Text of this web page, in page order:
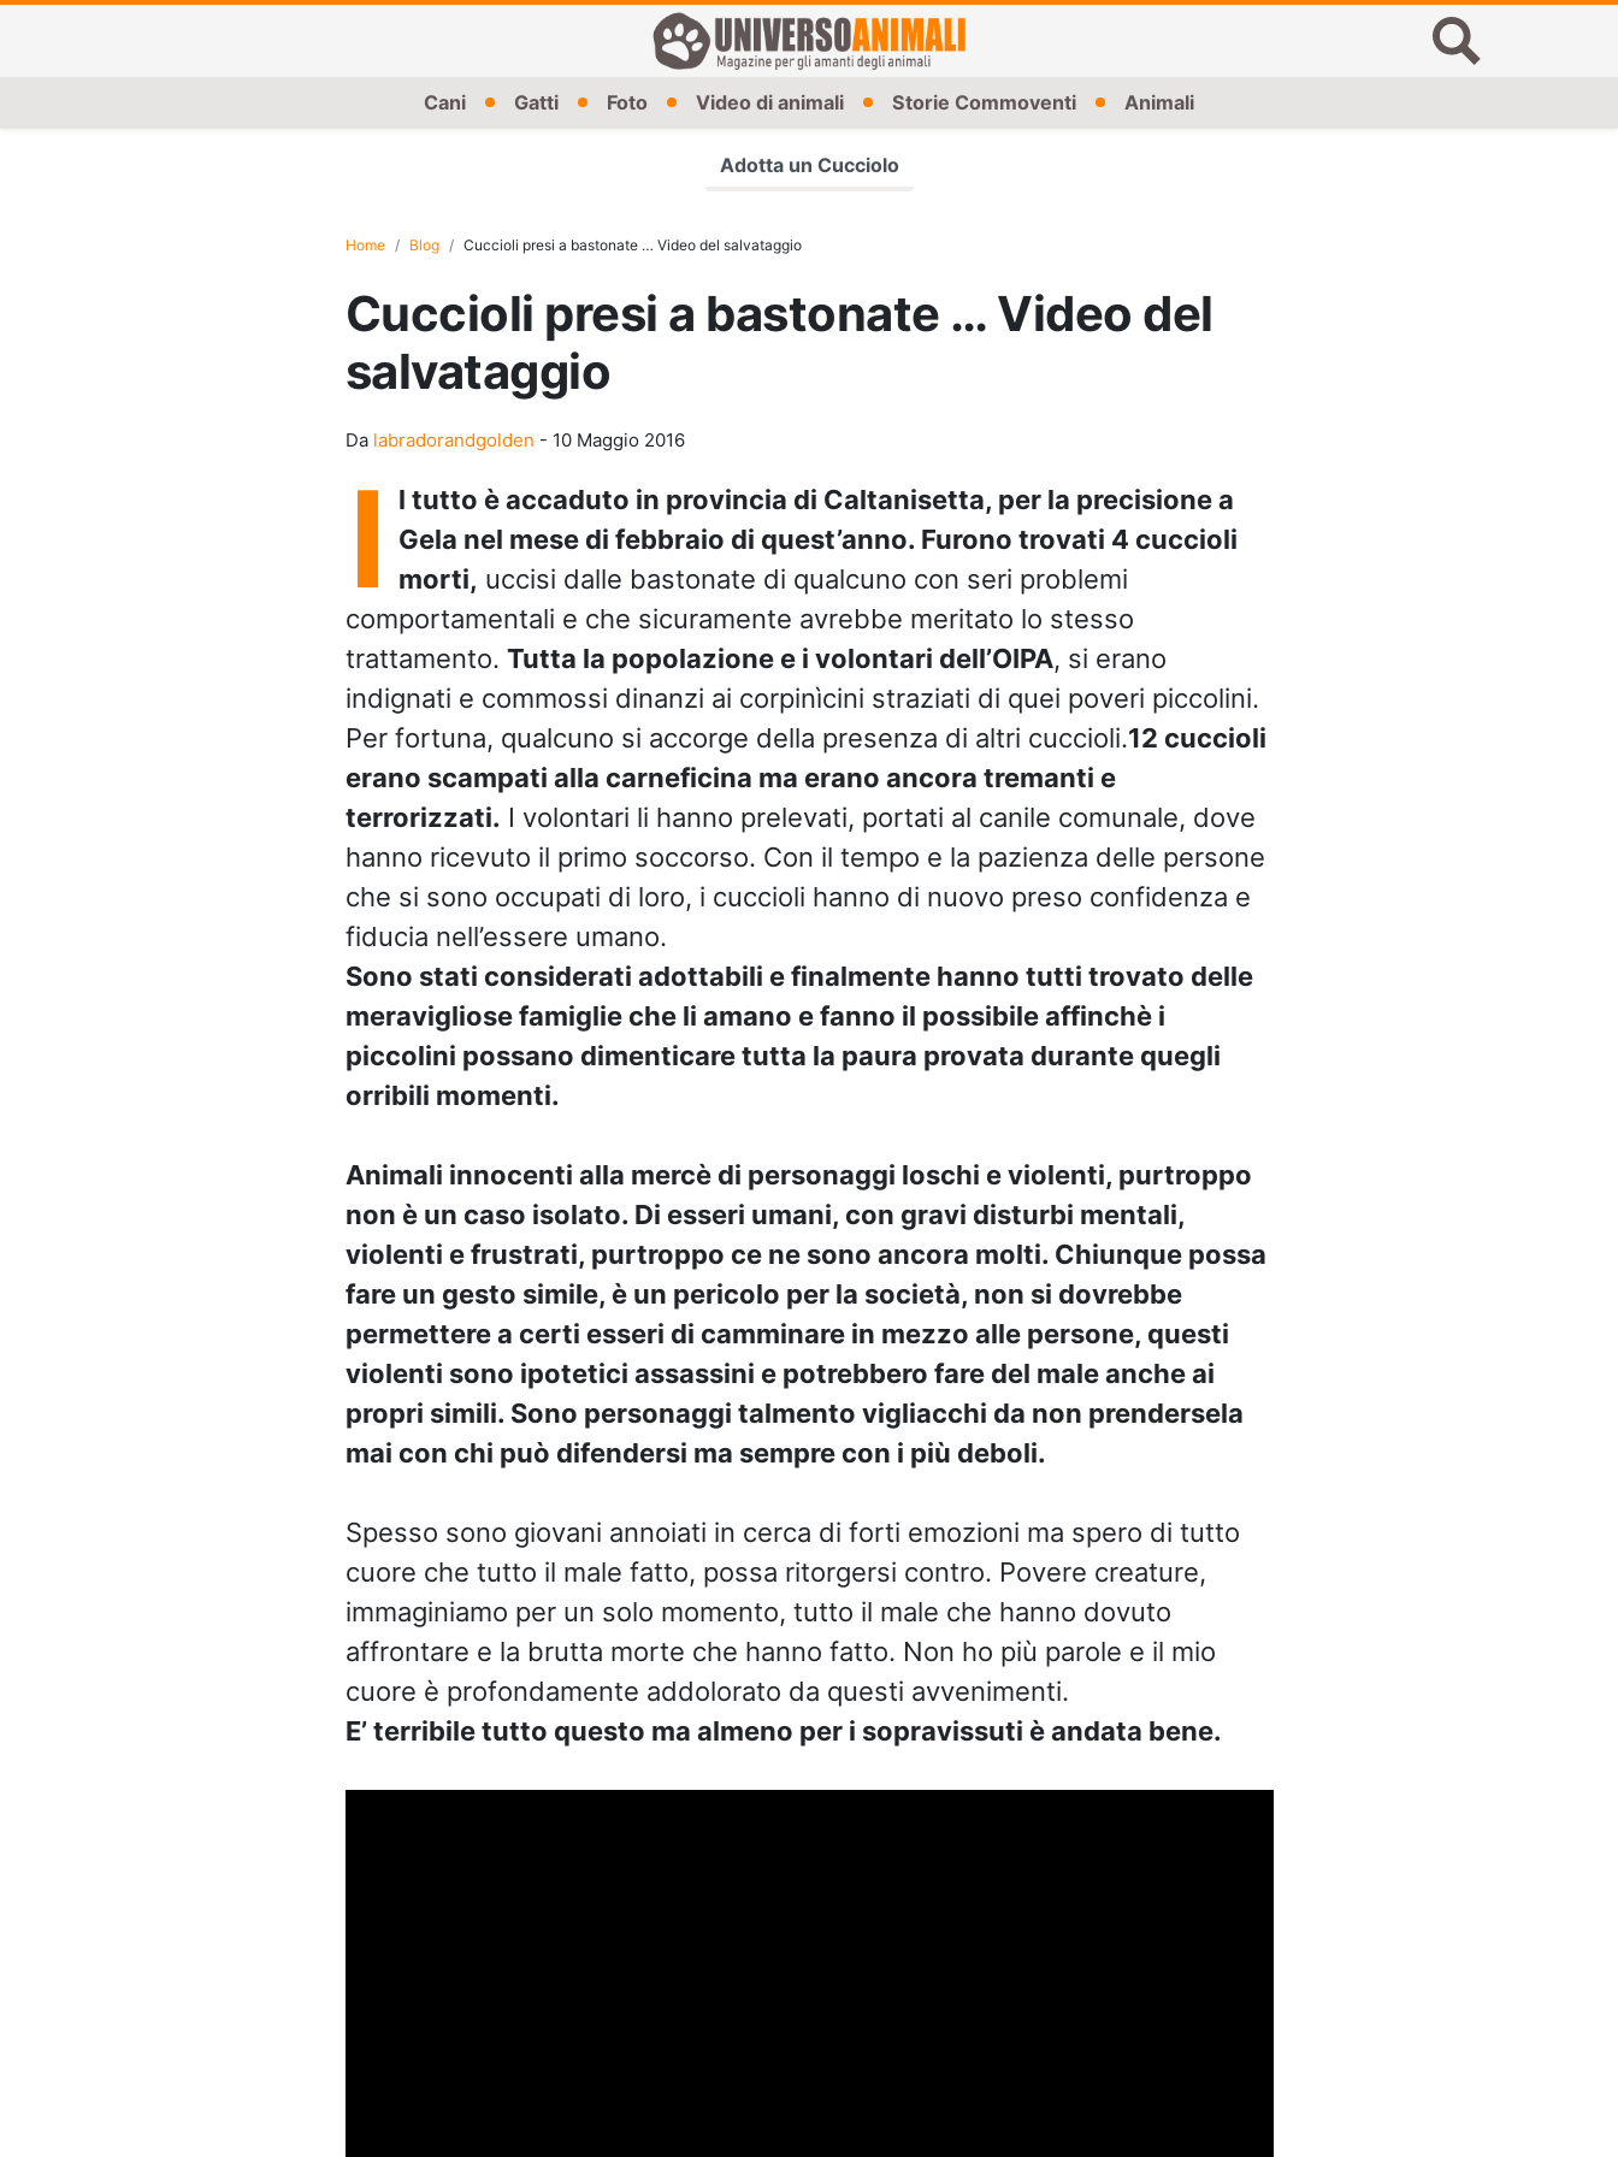
Cani Gatti Foto Video di animali Storie Commoventi Animali
Adotta un Cucciolo
Home Blog Cuccioli presi a bastonate … Video del salvataggio
Cuccioli presi a bastonate … Video del
salvataggio
Da labradorandgolden - 10 Maggio 2016
I
l tutto è accaduto in provincia di Caltanisetta, per la precisione a
Gela nel mese di febbraio di quest’anno. Furono trovati 4 cuccioli
morti, uccisi dalle bastonate di qualcuno con seri problemi
comportamentali e che sicuramente avrebbe meritato lo stesso
trattamento. Tutta la popolazione e i volontari dell’OIPA, si erano
indignati e commossi dinanzi ai corpinìcini straziati di quei poveri piccolini.
Per fortuna, qualcuno si accorge della presenza di altri cuccioli.12 cuccioli
erano scampati alla carneficina ma erano ancora tremanti e
terrorizzati. I volontari li hanno prelevati, portati al canile comunale, dove
hanno ricevuto il primo soccorso. Con il tempo e la pazienza delle persone
che si sono occupati di loro, i cuccioli hanno di nuovo preso confidenza e
fiducia nell’essere umano.
Sono stati considerati adottabili e finalmente hanno tutti trovato delle
meravigliose famiglie che li amano e fanno il possibile affinchè i
piccolini possano dimenticare tutta la paura provata durante quegli
orribili momenti.
Animali innocenti alla mercè di personaggi loschi e violenti, purtroppo
non è un caso isolato. Di esseri umani, con gravi disturbi mentali,
violenti e frustrati, purtroppo ce ne sono ancora molti. Chiunque possa
fare un gesto simile, è un pericolo per la società, non si dovrebbe
permettere a certi esseri di camminare in mezzo alle persone, questi
violenti sono ipotetici assassini e potrebbero fare del male anche ai
propri simili. Sono personaggi talmento vigliacchi da non prendersela
mai con chi può difendersi ma sempre con i più deboli.
Spesso sono giovani annoiati in cerca di forti emozioni ma spero di tutto
cuore che tutto il male fatto, possa ritorgersi contro. Povere creature,
immaginiamo per un solo momento, tutto il male che hanno dovuto
affrontare e la brutta morte che hanno fatto. Non ho più parole e il mio
cuore è profondamente addolorato da questi avvenimenti.
E’ terribile tutto questo ma almeno per i sopravissuti è andata bene.